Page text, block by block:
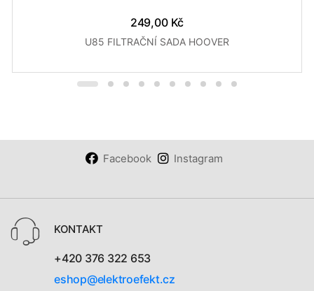
249,00 Kč
U85 FILTRAČNÍ SADA HOOVER
Facebook Instagram
KONTAKT
+420 376 322 653
eshop@elektroefekt.cz